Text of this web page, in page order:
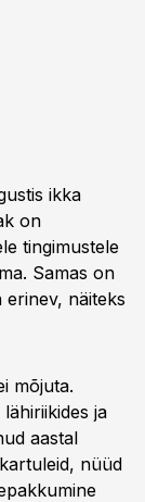
ikka
on
tingimustele
Samas on
erinev, näiteks
mõjuta.
ja
aastal
nüüd